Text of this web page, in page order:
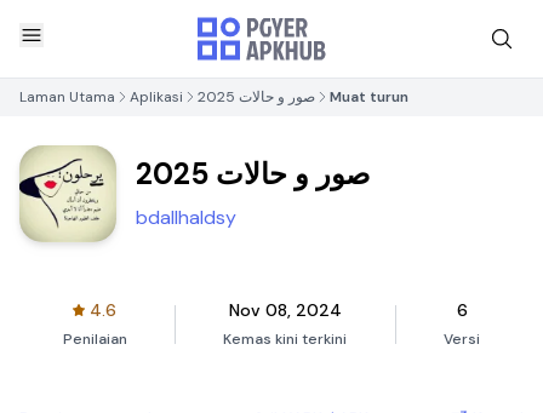
Laman Utama Aplikasi صور و حالات 2025 Muat turun
صور و حالات 2025
bdallhaldsy
4.6
Penilaian
Nov 08, 2024
Kemas kini terkini
6
Versi